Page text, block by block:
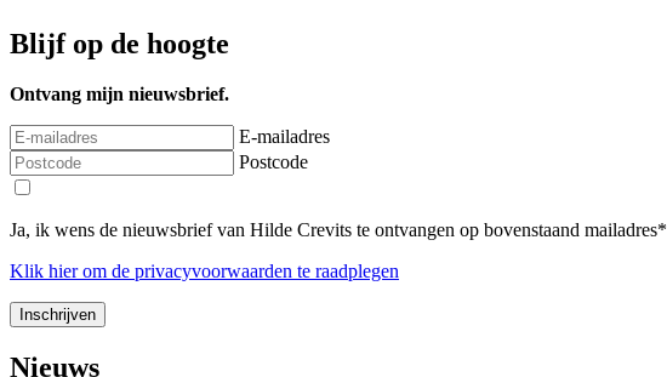
Blijf op de hoogte
Ontvang mijn nieuwsbrief.
E-mailadres
Postcode
Ja, ik wens de nieuwsbrief van Hilde Crevits te ontvangen op bovenstaand mailadres*
Klik hierom de privacyvoorwaarden te raadplegen
Nieuws